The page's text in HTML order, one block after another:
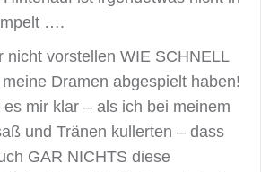
….
nicht vorstellen WIE SCHNELL
Dramen abgespielt haben!
mir klar – als ich bei meinem
und Tränen kullerten – dass
GAR NICHTS diese